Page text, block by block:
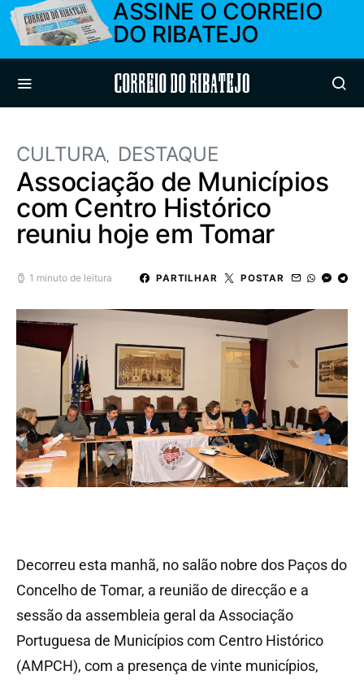
ASSINE O CORREIO
DO RIBATEJO
Correio do Ribatejo
CULTURA DESTAQUE
Associação de Municípios
com Centro Histórico
reuniu hoje em Tomar
1 minuto de leitura PARTILHAR POSTAR
Decorreu esta manhã, no salão nobre dos Paços do
Concelho de Tomar, a reunião de direcção e a
sessão da assembleia geral da Associação
Portuguesa de Municípios com Centro Histórico
(AMPCH), com a presença de vinte municípios,